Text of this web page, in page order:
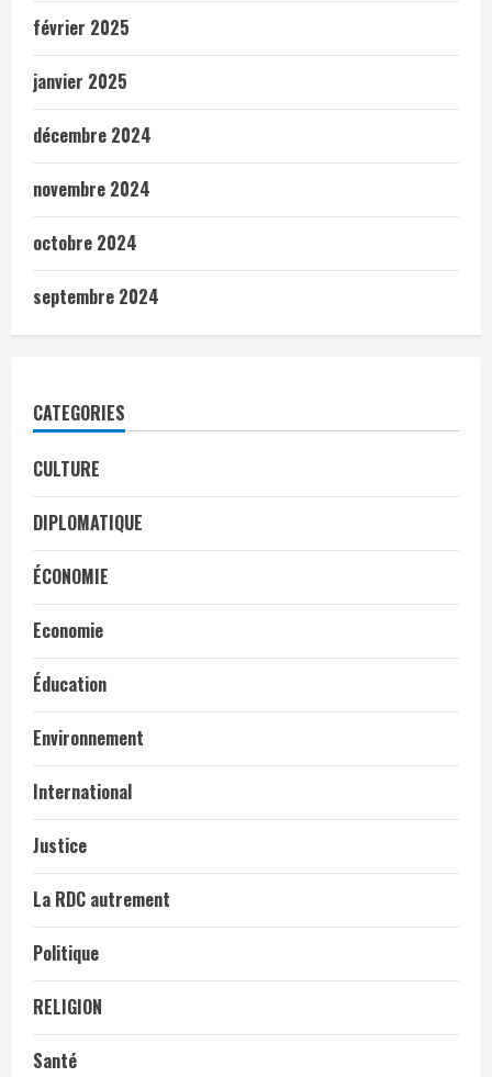
février 2025
janvier 2025
décembre 2024
novembre 2024
octobre 2024
septembre 2024
CATEGORIES
CULTURE
DIPLOMATIQUE
ÉCONOMIE
Economie
Éducation
Environnement
International
Justice
La RDC autrement
Politique
RELIGION
Santé